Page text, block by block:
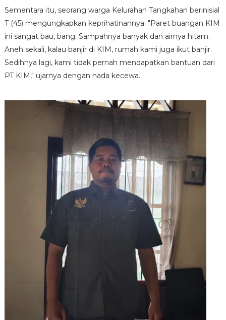
Sementara itu, seorang warga Kelurahan Tangkahan berinisial
T (45) mengungkapkan keprihatinannya. "Paret buangan KIM
ini sangat bau, bang. Sampahnya banyak dan airnya hitam.
Aneh sekali, kalau banjir di KIM, rumah kami juga ikut banjir.
Sedihnya lagi, kami tidak pernah mendapatkan bantuan dari
PT KIM," ujarnya dengan nada kecewa.